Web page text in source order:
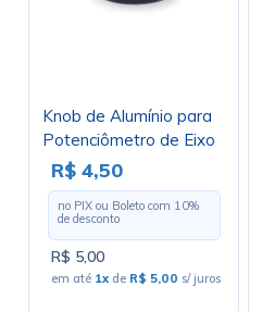
Knob de Alumínio para
Potenciômetro de Eixo
Estriado - A32x17 -
Preto
R$ 4,50
no PIX ou Boleto com 10%
de desconto
R$ 5,00
em até 1x de R$ 5,00 s/ juros